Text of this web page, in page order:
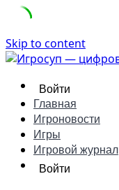
Skip to content
Войти
Главная
Игроновости
Игры
Игровой журнал
Войти